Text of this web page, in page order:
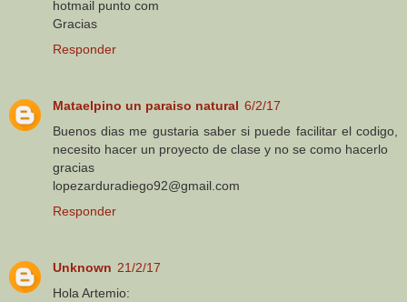
hotmail punto com
Gracias
Responder
Mataelpino un paraiso natural 6/2/17
Buenos dias me gustaria saber si puede facilitar el codigo,
necesito hacer un proyecto de clase y no se como hacerlo
gracias
lopezarduradiego92@gmail.com
Responder
Unknown 21/2/17
Hola Artemio: